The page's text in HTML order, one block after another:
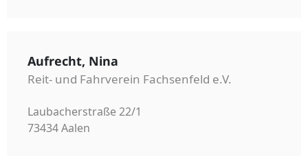
Aufrecht, Nina
Reit- und Fahrverein Fachsenfeld e.V.
Laubacherstraße 22/1
73434 Aalen